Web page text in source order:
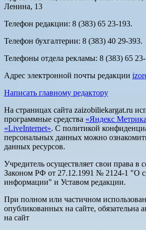
Ленина, 13
Телефон редакции: 8 (383) 65 23-193.
Телефон бухгалтерии: 8 (383) 40 29-393.
Телефоны отдела рекламы: 8 (383) 65
Адрес электронной почты редакции
Написать главному редактору
На страницах сайта zaizobiliekargat.ru
программные средства «Яндекс
«LiveInternet». С политикой
персональных данных можно
данных ресурсов.
Учредитель осуществляет свои права в
Законом РФ от 27.12.1991 № 2124-1 "О
информации" и Уставом редакции.
При полном или частичном
опубликованных на сайте, обязательна
на сайт